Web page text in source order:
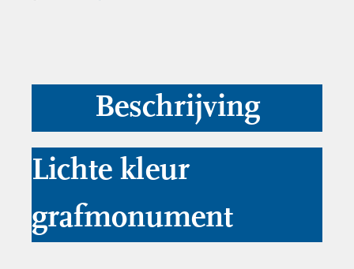
Beschrijving
Lichte kleur
grafmonument